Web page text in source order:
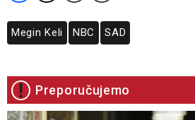
Megin Keli NBC SAD
Preporučujemo